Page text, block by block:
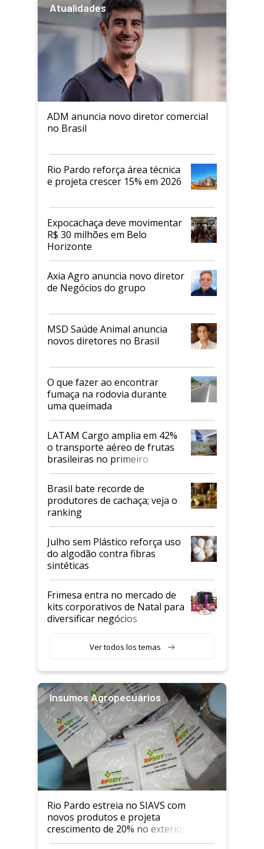
Atualidades
ADM anuncia novo diretor comercial
no Brasil
Rio Pardo reforça área técnica
e projeta crescer 15% em 2026
Expocachaça deve movimentar
R$ 30 milhões em Belo
Horizonte
Axia Agro anuncia novo diretor
de Negócios do grupo
MSD Saúde Animal anuncia
novos diretores no Brasil
O que fazer ao encontrar
fumaça na rodovia durante
uma queimada
LATAM Cargo amplia em 42%
o transporte aéreo de frutas
brasileiras no primeiro
semestre
Brasil bate recorde de
produtores de cachaça; veja o
ranking
Julho sem Plástico reforça uso
do algodão contra fibras
sintéticas
Frimesa entra no mercado de
kits corporativos de Natal para
diversificar negócios
Ver todos los temas
Insumos Agropecuários
Rio Pardo estreia no SIAVS com
novos produtos e projeta
crescimento de 20% no exterior